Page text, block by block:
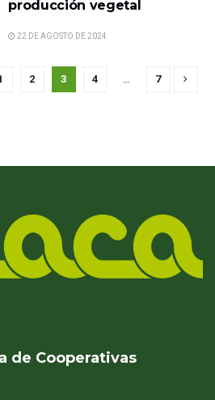
producción vegetal
22 DE AGOSTO DE 2024
2 3 4 7
de Cooperativas